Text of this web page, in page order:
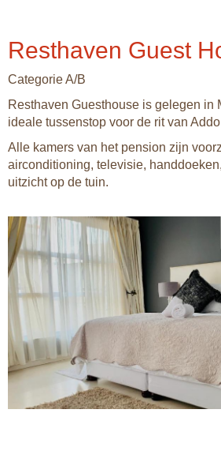
Resthaven Guest
Categorie A/B
Resthaven Guesthouse is gelegen in
ideale tussenstop voor de rit van
Alle kamers van het pension zijn
airconditioning, televisie,
uitzicht op de tuin.